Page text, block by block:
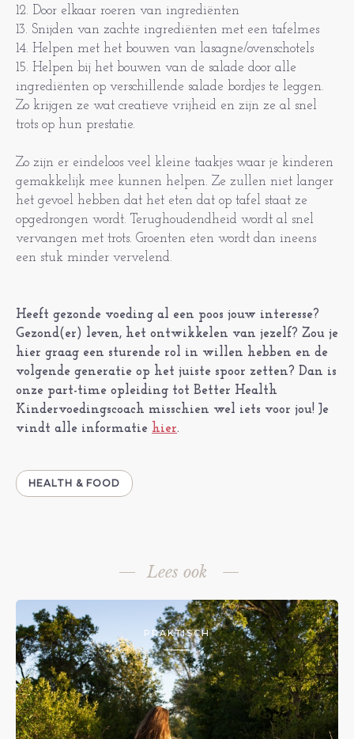
12. Door elkaar roeren van ingrediënten
13. Snijden van zachte ingrediënten met een tafelmes
14. Helpen met het bouwen van lasagne/ovenschotels
15. Helpen bij het bouwen van de salade door alle
ingrediënten op verschillende salade bordjes te leggen.
Zo krijgen ze wat creatieve vrijheid en zijn ze al snel
trots op hun prestatie.
Zo zijn er eindeloos veel kleine taakjes waar je kinderen
gemakkelijk mee kunnen helpen. Ze zullen niet langer
het gevoel hebben dat het eten dat op tafel staat ze
opgedrongen wordt. Terughoudendheid wordt al snel
vervangen met trots. Groenten eten wordt dan ineens
een stuk minder vervelend.
Heeft gezonde voeding al een poos jouw interesse?
Gezond(er) leven, het ontwikkelen van jezelf? Zou je
hier graag een sturende rol in willen hebben en de
volgende generatie op het juiste spoor zetten? Dan is
onze part-time opleiding tot Better Health
Kindervoedingscoach misschien wel iets voor jou! Je
vindt alle informatie hier.
HEALTH & FOOD
Lees ook
PRAKTISCH